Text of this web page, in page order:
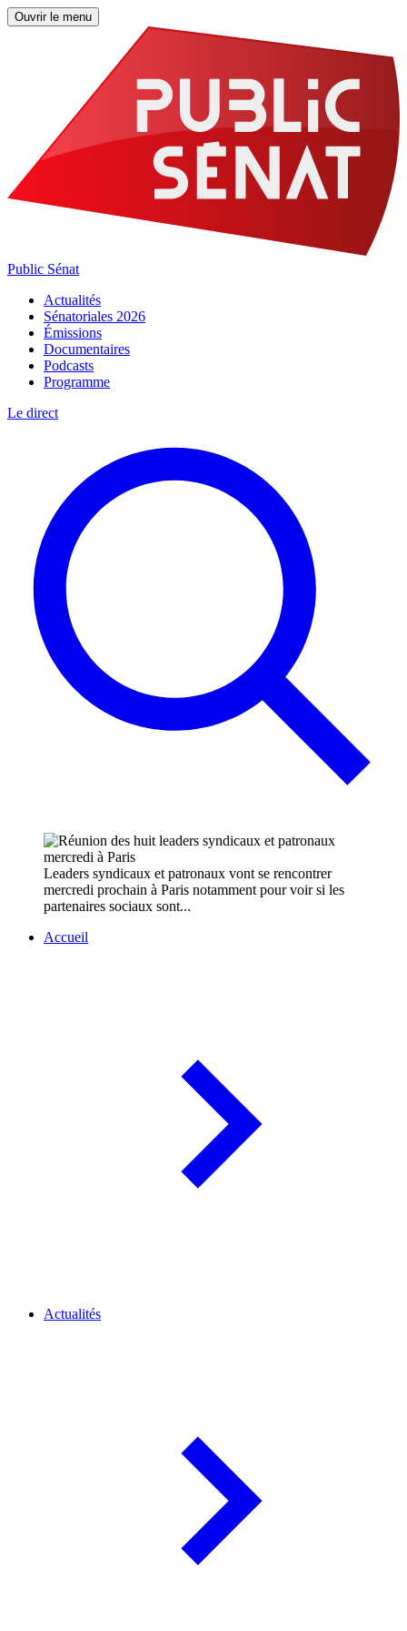
Ouvrir le menu
Public Sénat
Actualités
Sénatoriales 2026
Émissions
Documentaires
Podcasts
Programme
Le direct
Leaders syndicaux et patronaux vont se rencontrer
mercredi prochain à Paris notamment pour voir si les
partenaires sociaux sont...
Accueil
Actualités